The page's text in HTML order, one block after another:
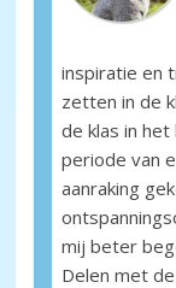
inspiratie en
zetten in de
de klas in
periode van
aanraking
mij beter
Delen met